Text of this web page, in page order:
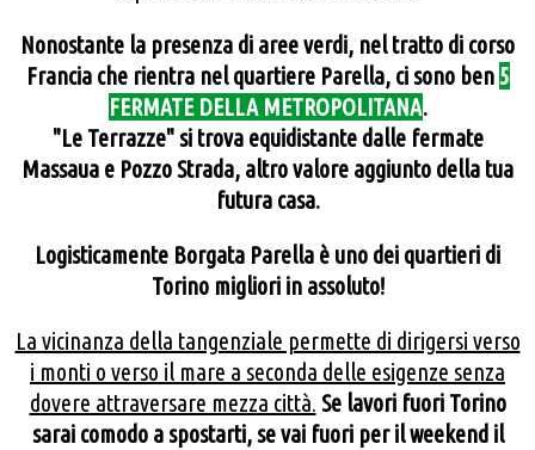
Nonostante la presenza di aree verdi, nel tratto di corso
Francia che rientra nel quartiere Parella, ci sono ben 5
FERMATE DELLA METROPOLITANA.
"Le Terrazze" si trova equidistante dalle fermate
Massaua e Pozzo Strada, altro valore aggiunto della tua
futura casa.
Logisticamente Borgata Parella è uno dei quartieri di
Torino migliori in assoluto!
La vicinanza della tangenziale permette di dirigersi verso
i monti o verso il mare a seconda delle esigenze senza
dovere attraversare mezza città. Se lavori fuori Torino
sarai comodo a spostarti, se vai fuori per il weekend il